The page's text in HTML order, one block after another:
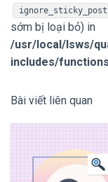
sớm bị loại bỏ) in
/usr/local/lsws/
includes/
Bài viết liên quan